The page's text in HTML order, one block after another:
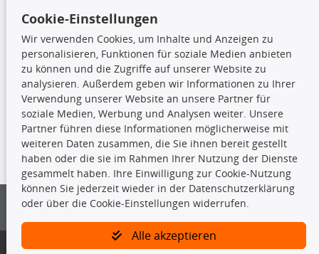
Schneeketten
TecDoc Inside
Die hier angezeigten Daten insbesondere die gesamte Datenbank dürfen
nicht kopiert werden.
Es ist zu unterlassen, die Daten oder die gesamte Datenbank ohne
vorherige Zustimmung von TecDoc zu vervielfältigen, zu verbreiten
und/oder diese Handlungen durch Dritte ausführen zu lassen. Ein
Bitte prüfen Sie, ob das über unseren Onlineshop identifizierte Ersatzteil
Cookie-Einstellungen
Wir verwenden Cookies, um Inhalte und Anzeigen zu
personalisieren, Funktionen für soziale Medien anbieten
zu können und die Zugriffe auf unserer Website zu
analysieren. Außerdem geben wir Informationen zu Ihrer
Verwendung unserer Website an unsere Partner für
soziale Medien, Werbung und Analysen weiter. Unsere
Partner führen diese Informationen möglicherweise mit
weiteren Daten zusammen, die Sie ihnen bereit gestellt
haben oder die sie im Rahmen Ihrer Nutzung der Dienste
gesammelt haben. Ihre Einwilligung zur Cookie-Nutzung
können Sie jederzeit wieder in der Datenschutzerklärung
oder über die Cookie-Einstellungen widerrufen.
Alle akzeptieren